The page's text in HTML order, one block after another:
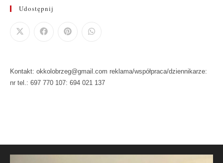
Udostępnij
Kontakt: okkolobrzeg@gmail.com reklama/współpraca/dziennikarze:
nr tel.: 697 770 107: 694 021 137